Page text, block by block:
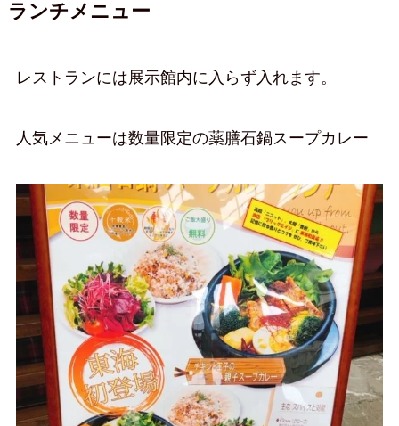
ランチメニュー
レストランには展示館内に入らず入れます。
人気メニューは数量限定の薬膳石鍋スープカレー